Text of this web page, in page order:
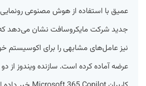
عمیق با استفاده از هوش مصنوعی رونمایی
جدید شرکت مایکروسافت نشان می‌دهد
نیز عامل‌های مشابهی را برای اکوسیستم
عرضه آماده کرده است. سازنده ویندوز از